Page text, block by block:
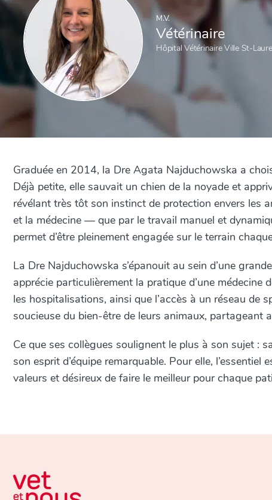
M.V.
Vétérinaire
Hôpital Vétérinaire Ville St-
Graduée en 2014, la Dre Agata Najduchowska a
Déjà petite, elle sauvait un chien de la noyade et
révélant très tôt son instinct de protection envers
et la médecine — que par le travail manuel et
permet d’être pleinement engagée sur le terrain
La Dre Najduchowska s’épanouit au sein d’une
apprécie particulièrement la pratique d’une
les hospitalisations, ainsi que l’accès à un réseau de
soucieuse du bien-être de leurs animaux, partageant
Ce que ses collègues soulignent le plus à son sujet :
son esprit d’équipe remarquable. Pour elle,
valeurs et désireux de faire le meilleur pour chaque